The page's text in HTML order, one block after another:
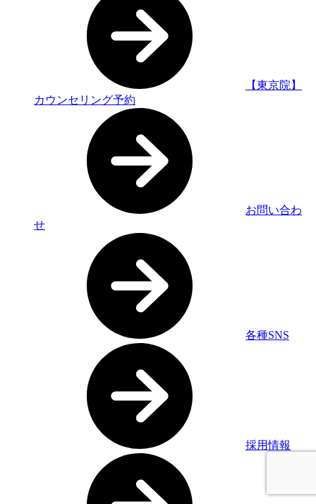
【東京院】
カウンセリング予約
お問い合わ
せ
各種SNS
採用情報